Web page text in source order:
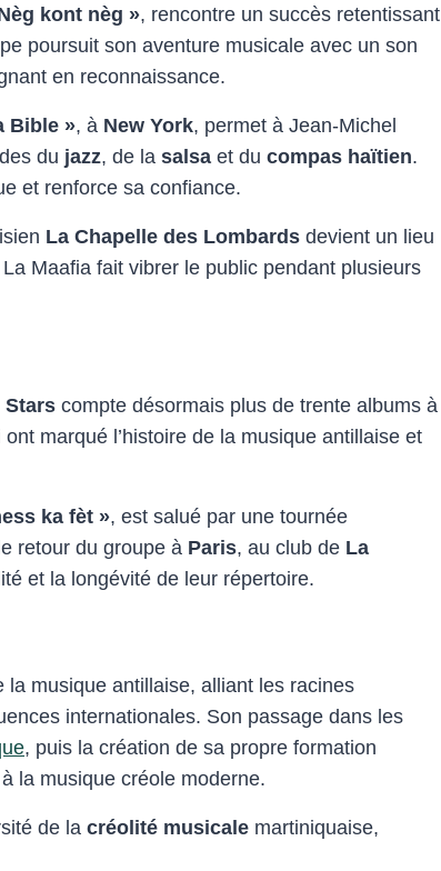
kont nèg », rencontre un succès retentissant
poursuit son aventure musicale avec un son
en reconnaissance.
Bible », à New York, permet à Jean-Michel
du jazz, de la salsa et du compas haïtien.
et renforce sa confiance.
La Chapelle des Lombards devient un lieu
Maafia fait vibrer le public pendant plusieurs
Stars compte désormais plus de trente albums à
marqué l’histoire de la musique antillaise et
ka fèt », est salué par une tournée
retour du groupe à Paris, au club de La
et la longévité de leur répertoire.
musique antillaise, alliant les racines
internationales. Son passage dans les
, puis la création de sa propre formation
la musique créole moderne.
de la créolité musicale martiniquaise,